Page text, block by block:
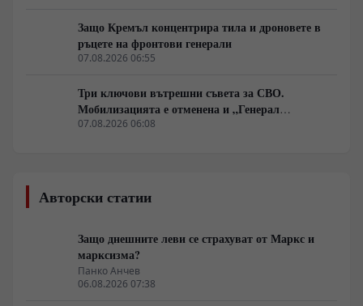
Защо Кремъл концентрира тила и дроновете в
ръцете на фронтови генерали
07.08.2026 06:55
Три ключови вътрешни съвета за СВО.
Мобилизацията е отменена и „Генерал
Армагедон“ се завръща? Чудесната новина,
07.08.2026 06:08
Авторски статии
Защо днешните леви се страхуват от Маркс и
марксизма?
Панко Анчев
06.08.2026 07:38